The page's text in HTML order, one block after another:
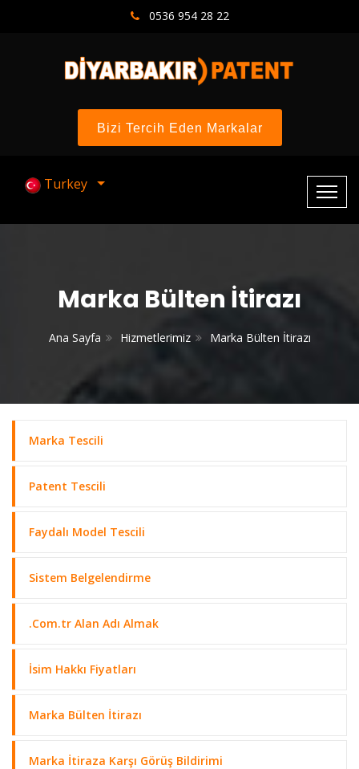
0536 954 28 22
Bizi Tercih Eden Markalar
Turkey
Marka Bülten İtirazı
Ana Sayfa Hizmetlerimiz Marka Bülten İtirazı
Marka Tescili
Patent Tescili
Faydalı Model Tescili
Sistem Belgelendirme
.Com.tr Alan Adı Almak
İsim Hakkı Fiyatları
Marka Bülten İtirazı
Marka İtiraza Karşı Görüş Bildirimi